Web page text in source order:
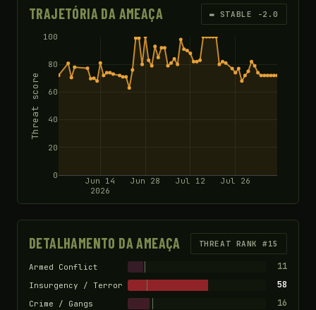
TRAJETÓRIA DA AMEAÇA ▬ STABLE -2.0
Jun 14
2026
Jun 28 Jul 12 Jul 26
0
20
40
60
80
100
Threat score
DETALHAMENTO DA AMEAÇA THREAT RANK #15
Armed Conflict 11
Insurgency / Terror 58
Crime / Gangs 16